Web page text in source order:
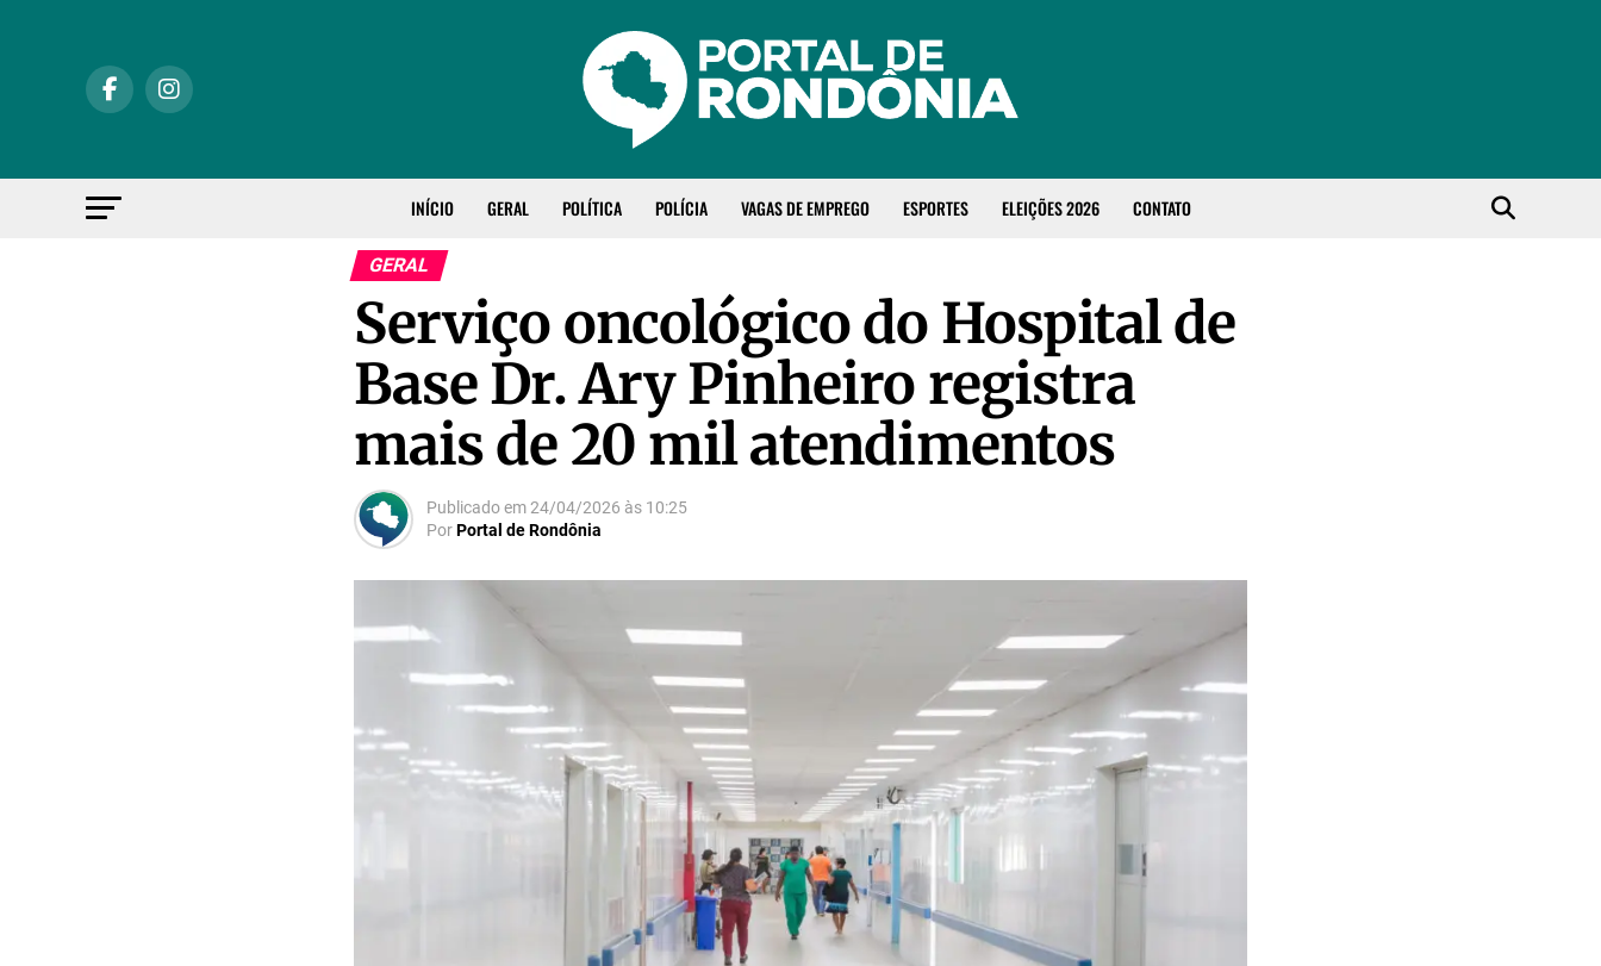
INÍCIO GERAL POLÍTICA POLÍCIA VAGAS DE EMPREGO ESPORTES ELEIÇÕES 2026 CONTATO
GERAL
Serviço oncológico do Hospital de
Base Dr. Ary Pinheiro registra
mais de 20 mil atendimentos
Publicado em24/04/2026 às 10:25
PorPortal de Rondônia